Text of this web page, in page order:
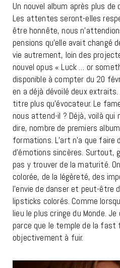
Un nouvel album après plus de
Les attentes seront-elles
être honnête, nous
pensions qu’elle avait changé
vie autrement, loin des
nouvel opus « Luck … or
disponible à compter du 20
en a déjà dévoilé deux
titre plus qu’évocateur. Le
nous attend-il ? Déjà, voilà qui
dire, nombre de premiers
formations. L’art n’a que
d’émotions sincères. Surtout,
pas y trouver de la maturité.
colorée, de la légèreté, des
l’envie de danser et peut-être
lipsticks colorés. Comme
lieu le plus cringe du Monde.
parce que le temple de la fast
objectivement à fuir.